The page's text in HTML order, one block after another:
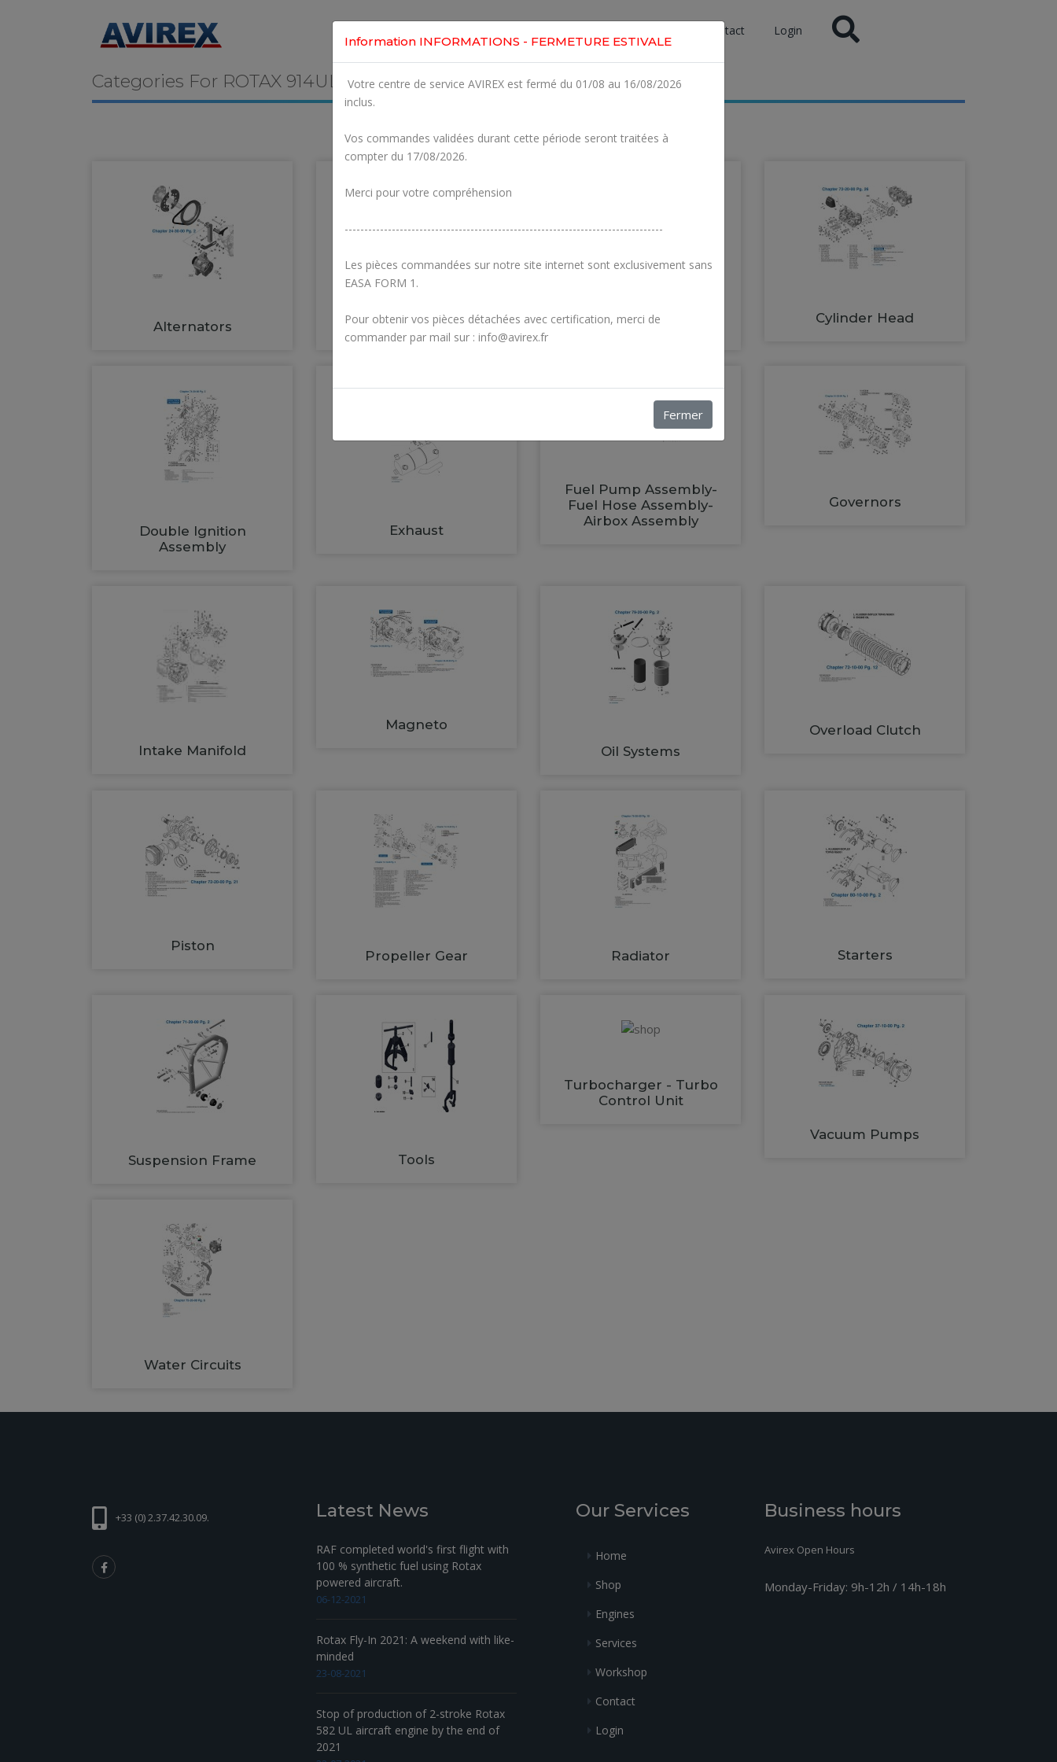
Contact Login
Categories For ROTAX 914UL
Alternators Carburetors Crankcase
Cylinder Head
Double Ignition
Assembly
Exhaust
Fuel Pump Assembly-
Fuel Hose Assembly-
Airbox Assembly
Governors
Intake Manifold
Magneto
Oil Systems
Overload Clutch
Piston
Propeller Gear Radiator Starters
Suspension Frame Tools
Turbocharger - Turbo
Control Unit
Vacuum Pumps
Water Circuits
+33 (0) 2.37.42.30.09. Latest News
RAF completed world's first flight with
100 % synthetic fuel using Rotax
powered aircraft.
06-12-2021
Rotax Fly-In 2021: A weekend with like-
minded
23-08-2021
Stop of production of 2-stroke Rotax
582 UL aircraft engine by the end of
2021
Our Services
Home
Shop
Engines
Services
Workshop
Contact
Login
Business hours
Avirex Open Hours
Monday-Friday: 9h-12h / 14h-18h
Information INFORMATIONS - FERMETURE ESTIVALE
Votre centre de service AVIREX est fermé du 01/08 au 16/08/2026
inclus.
Vos commandes validées durant cette période seront traitées à
compter du 17/08/2026.
Merci pour votre compréhension
---------------------------------------------------------------------------------
Les pièces commandées sur notre site internet sont exclusivement sans
EASA FORM 1.
Pour obtenir vos pièces détachées avec certification, merci de
commander par mail sur : info@avirex.fr
Fermer